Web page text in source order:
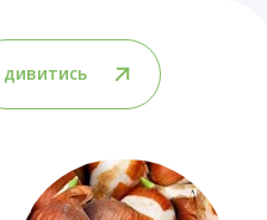
дивитись